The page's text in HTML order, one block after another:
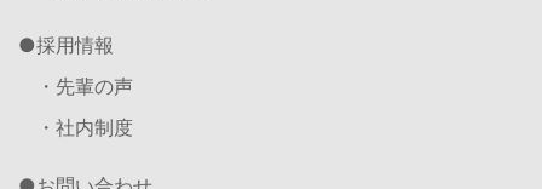
採用情報
・先輩の声
・社内制度